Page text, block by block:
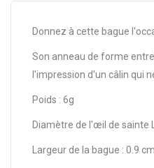
Donnez à cette bague
Son anneau de forme
l'impression d'un câlin qui
Poids : 6g
Diamètre de l'œil de sainte
Largeur de la bague : 0.9 cm